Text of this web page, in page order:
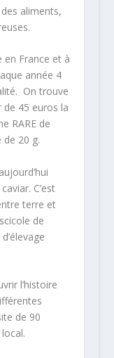
aliments,
en France et à
année 4
On trouve
de 45 euros la
RARE de
20 g.
C’est
terre et
de
l’histoire
de 90